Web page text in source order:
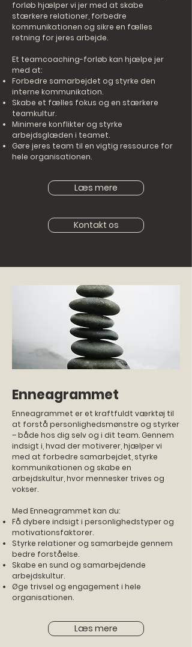
forløb hjælper vi jer med at skabe
stærkere relationer, forbedre
kommunikationen og sikre en fælles
retning for jeres arbejde.
Et teamcoaching-forløb kan hjælpe jer
med at:
Forbedre samarbejdet og styrke den
interne kommunikation.
Skabe et fælles fokus og en stærkere
teamkultur.
Minimere konflikter og styrke
arbejdsglæden i teamet.
Gøre jeres team til en vigtig ressource for
hele organisationen.
Læs mere
Kontakt os
Enneagrammet
Enneagrammet er et kraftfuldt værktøj til
at forstå personlighedsmønstre og styrker
– både hos dig selv og i dit team. Gennem
indsigt i, hvad der motiverer, hjælper vi
med at forbedre samarbejdet, styrke
kommunikationen og skabe en
arbejdskultur, hvor mennesker trives og
vokser.​
Med Enneagrammet kan du:
Få dybere indsigt i personlighedstyper og
motivationsfaktorer.
Styrke relationer og samarbejde gennem
bedre forståelse.
Skabe en sund og samarbejdende
arbejdskultur.
Øge trivsel og engagement i hele
organisationen.
Læs mere